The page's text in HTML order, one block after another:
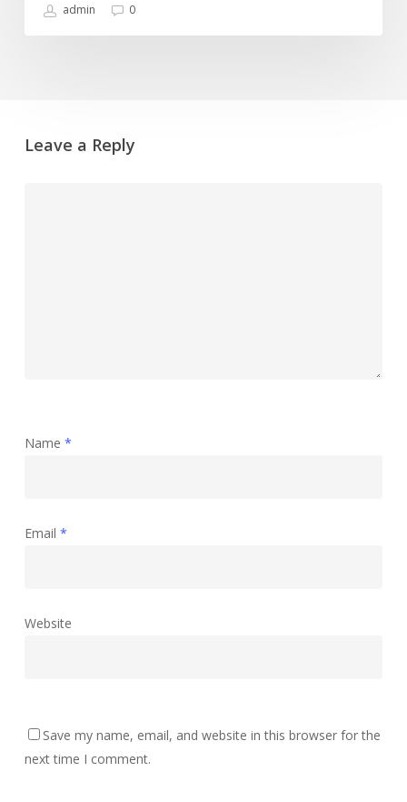
admin 0
Leave a Reply
Name *
Email *
Website
Save my name, email, and website in this browser for the
next time I comment.